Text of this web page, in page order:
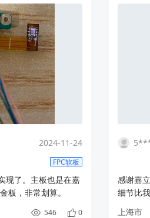
2024-11-24
FPC软板
现了。主板也是在嘉
板，非常划算。
546 0
感谢嘉
细节比
还不厌
上海市